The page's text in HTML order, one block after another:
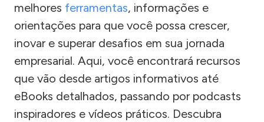
melhores ferramentas, informações e
orientações para que você possa crescer,
inovar e superar desafios em sua jornada
empresarial. Aqui, você encontrará recursos
que vão desde artigos informativos até
eBooks detalhados, passando por podcasts
inspiradores e vídeos práticos. Descubra